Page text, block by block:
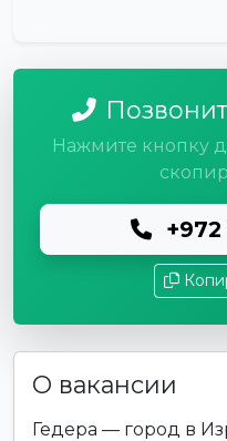
Нажмите кнопку
О вакансии
Гедера — город в